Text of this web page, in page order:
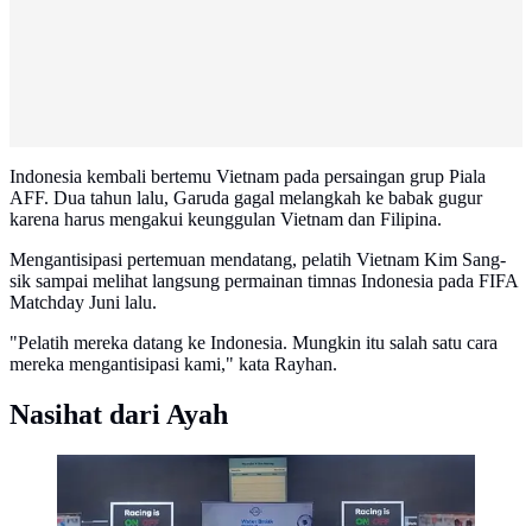
Indonesia kembali bertemu Vietnam pada persaingan grup Piala
AFF. Dua tahun lalu, Garuda gagal melangkah ke babak gugur
karena harus mengakui keunggulan Vietnam dan Filipina.
Mengantisipasi pertemuan mendatang, pelatih Vietnam Kim Sang-
sik sampai melihat langsung permainan timnas Indonesia pada FIFA
Matchday Juni lalu.
"Pelatih mereka datang ke Indonesia. Mungkin itu salah satu cara
mereka mengantisipasi kami," kata Rayhan.
Nasihat dari Ayah
Diskusi timnas Indonesia yang diselenggarakan PSSI
Pers, Jumat (3/7/2026). (Liputan6.com/Aulia Rafa
Xena)